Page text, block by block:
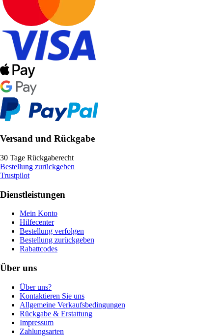
Versand und Rückgabe
30 Tage Rückgaberecht
Bestellung zurückgeben
Trustpilot
Dienstleistungen
Mein Konto
Hilfecenter
Bestellung verfolgen
Bestellung zurückgeben
Rabattcodes
Über uns
Über uns?
Kontaktieren Sie uns
Allgemeine Verkaufsbedingungen
Rückgabe & Erstattung
Impressum
Zahlungsarten